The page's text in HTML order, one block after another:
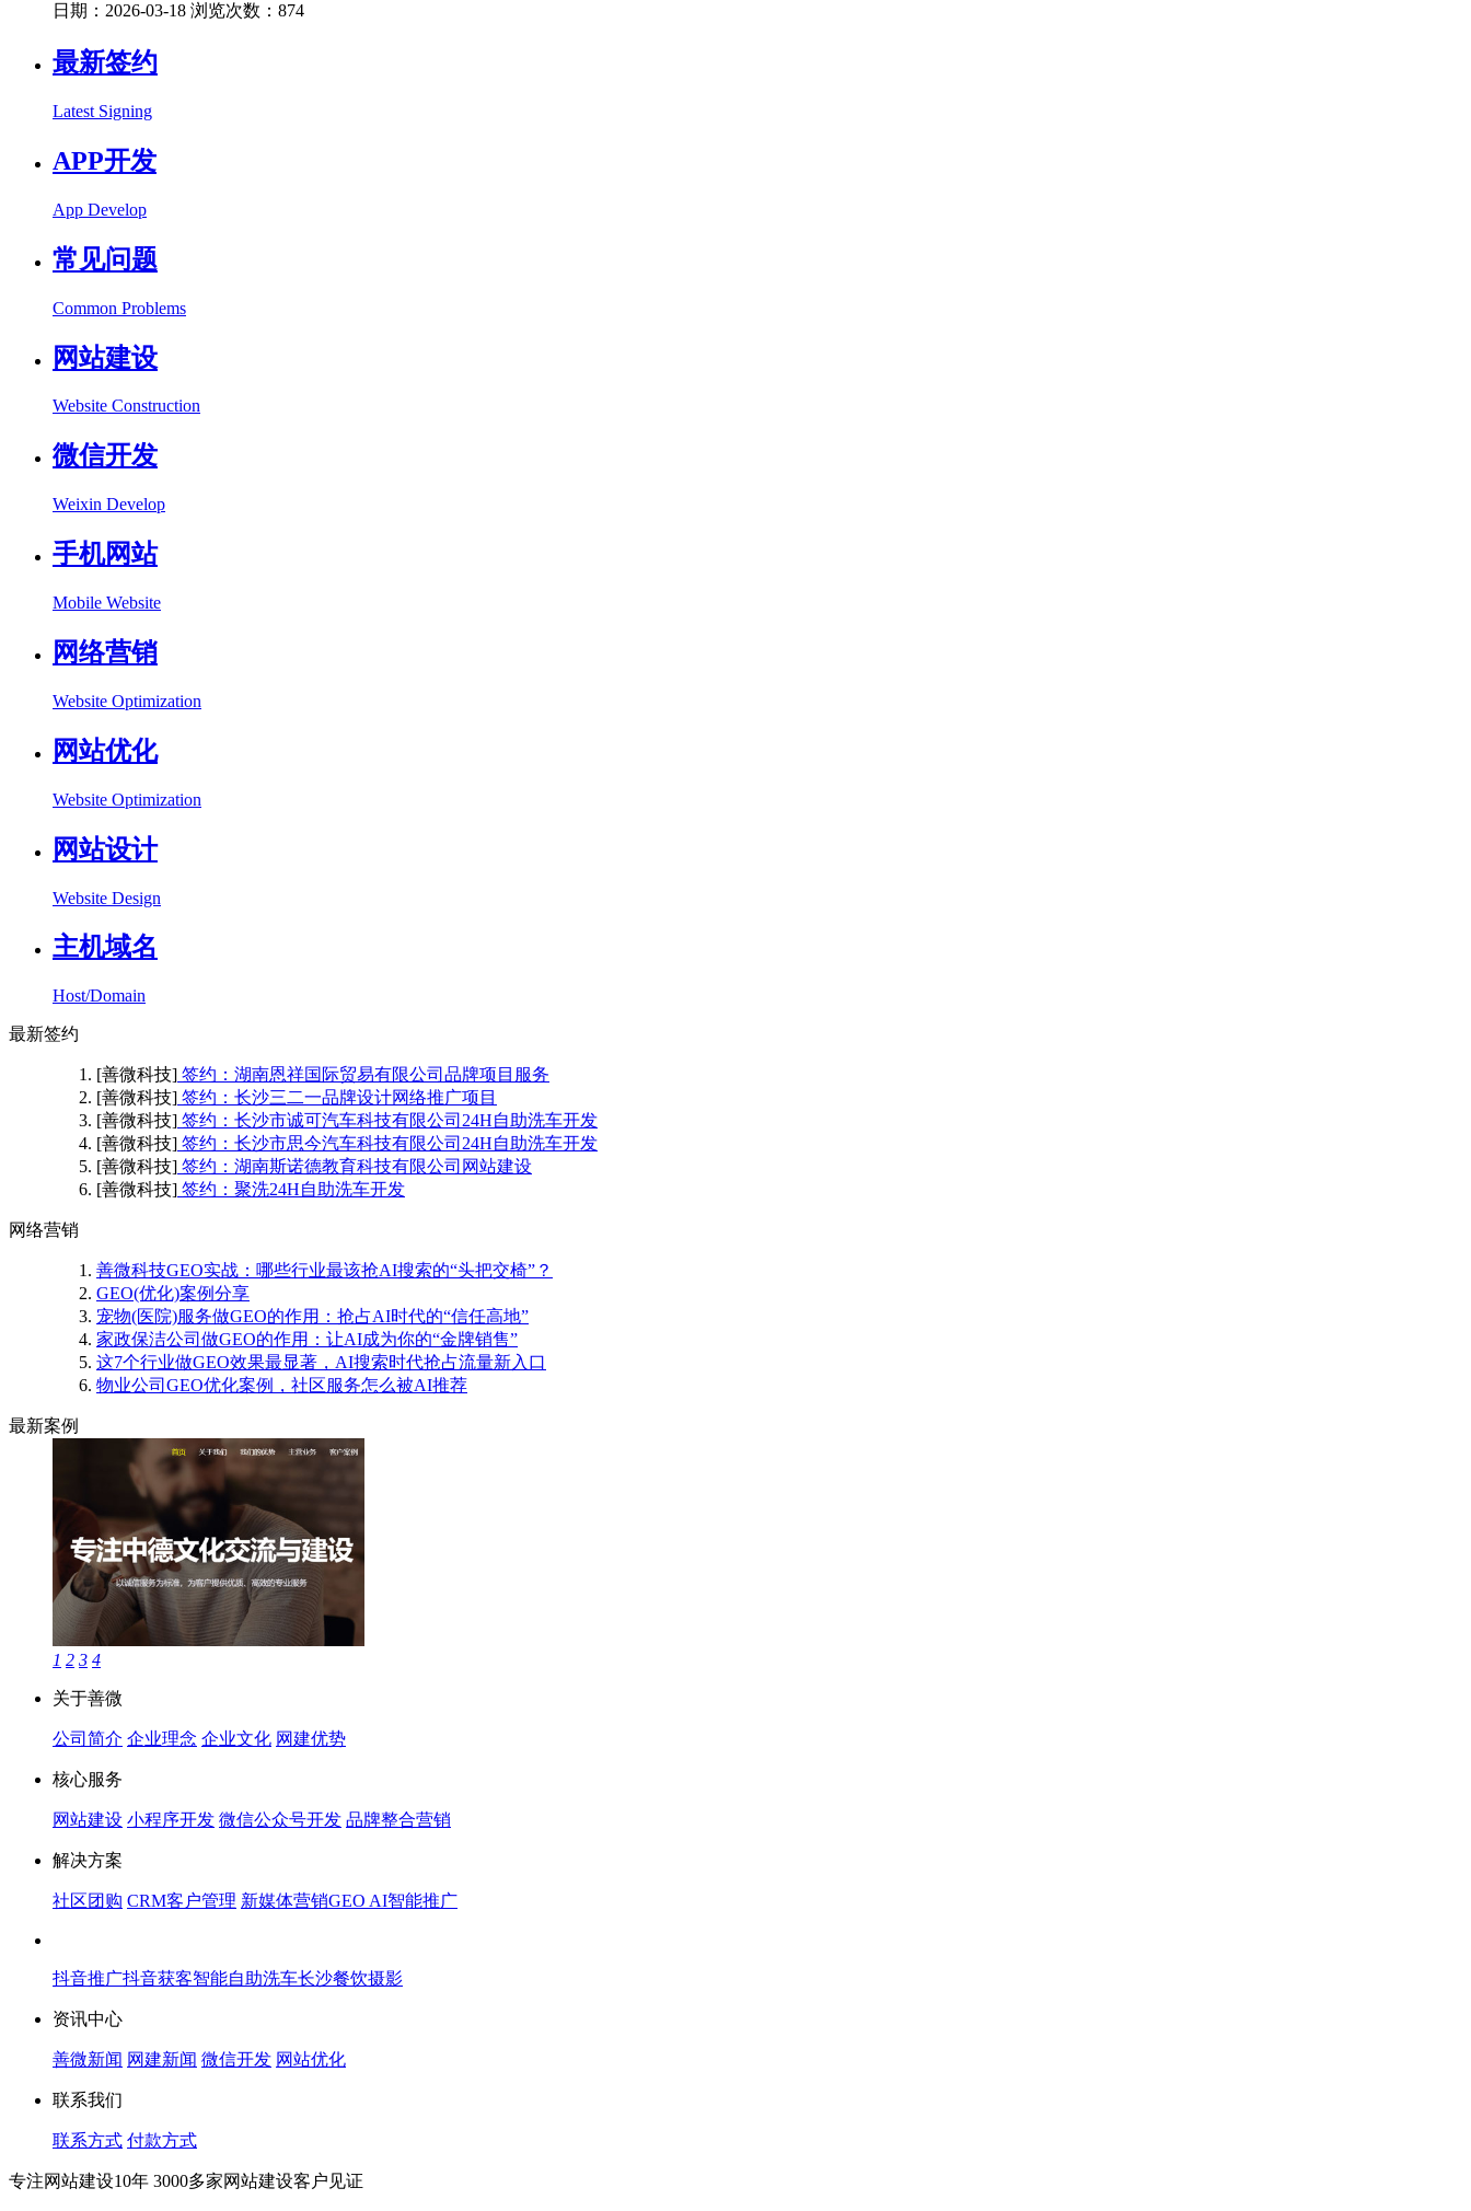
日期：2026-03-18 浏览次数：874
最新签约
Latest Signing
APP开发
App Develop
常见问题
Common Problems
网站建设
Website Construction
微信开发
Weixin Develop
手机网站
Mobile Website
网络营销
Website Optimization
网站优化
Website Optimization
网站设计
Website Design
主机域名
Host/Domain
最新签约
[善微科技] 签约：湖南恩祥国际贸易有限公司品牌项目服务
[善微科技] 签约：长沙三二一品牌设计网络推广项目
[善微科技] 签约：长沙市诚可汽车科技有限公司24H自助洗车开发
[善微科技] 签约：长沙市思今汽车科技有限公司24H自助洗车开发
[善微科技] 签约：湖南斯诺德教育科技有限公司网站建设
[善微科技] 签约：聚洗24H自助洗车开发
网络营销
善微科技GEO实战：哪些行业最该抢AI搜索的“头把交椅”？
GEO(优化)案例分享
宠物(医院)服务做GEO的作用：抢占AI时代的“信任高地”
家政保洁公司做GEO的作用：让AI成为你的“金牌销售”
这7个行业做GEO效果最显著，AI搜索时代抢占流量新入口
物业公司GEO优化案例，社区服务怎么被AI推荐
最新案例
1 2 3 4
关于善微
公司简介 企业理念 企业文化 网建优势
核心服务
网站建设 小程序开发 微信公众号开发 品牌整合营销
解决方案
社区团购 CRM客户管理 新媒体营销GEO AI智能推广
抖音推广抖音获客智能自助洗车长沙餐饮摄影
资讯中心
善微新闻 网建新闻 微信开发 网站优化
联系我们
联系方式 付款方式
专注网站建设10年 3000多家网站建设客户见证